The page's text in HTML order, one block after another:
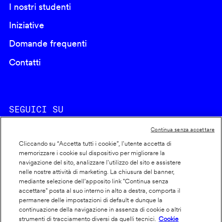
I nostri studenti
Iniziative
Domande frequenti
Contatti
SEGUICI SU
Footer
info
Cookie policy
Dichiarazione di accessibilità
Privacy
Cliccando su “Accetta tutti i cookie”, l'utente accetta di
memorizzare i cookie sul dispositivo per migliorare la
navigazione del sito, analizzare l'utilizzo del sito e assistere
nelle nostre attività di marketing. La chiusura del banner,
mediante selezione dell’apposito link "Continua senza
accettare" posta al suo interno in alto a destra, comporta il
permanere delle impostazioni di default e dunque la
continuazione della navigazione in assenza di cookie o altri
strumenti di tracciamento diversi da quelli tecnici.
Cookie
Continua senza accettare